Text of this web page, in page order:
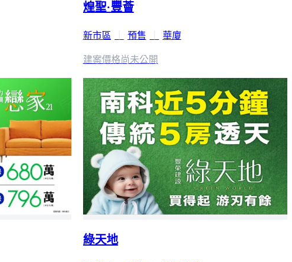
煌聖·豐薈
新市區 預售 華廈
建案價格尚未公開
綠天地